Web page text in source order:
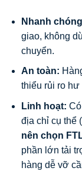
Nhanh
giao, không
chuyển.
An toàn:
thiểu rủi ro hư
Linh hoạt:
địa chỉ cụ thể
nên chọn
phần lớn tải
hàng dễ vỡ